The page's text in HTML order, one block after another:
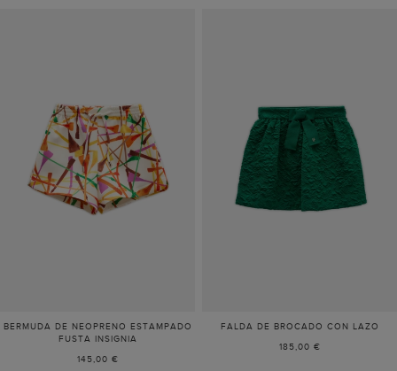
BERMUDA DE NEOPRENO ESTAMPADO
FUSTA INSIGNIA
145,00 €
FALDA DE BROCADO CON LAZO
185,00 €